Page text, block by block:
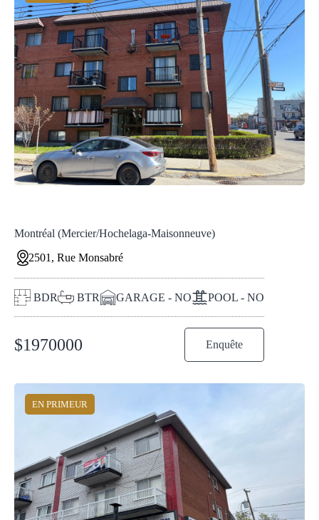
Montréal (Mercier/Hochelaga-Maisonneuve)
2501, Rue Monsabré
BDR BTR GARAGE - NO POOL - NO
$1970000 Enquête
EN PRIMEUR